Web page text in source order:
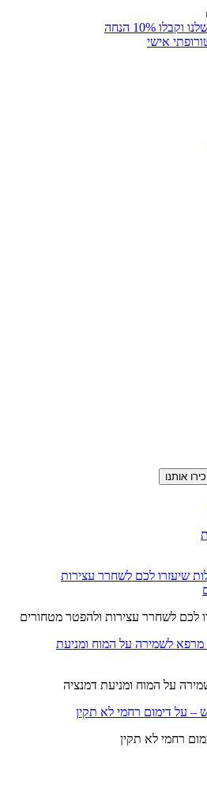
10% הנחה
אישי
אותנו
על המוח ומניעת דמנציה
רחמי לא תקין